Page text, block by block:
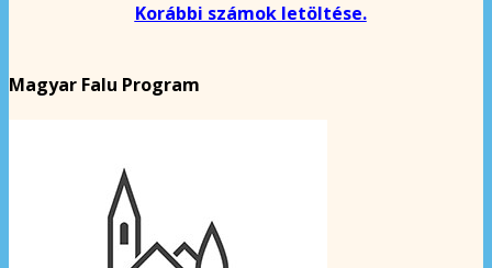
Korábbi számok letöltése.
Magyar Falu Program